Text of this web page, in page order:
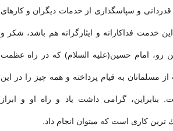
قدردانی و سپاسگذاری از خدمات دیگران و كارهای
خدمت فداكارانه و ایثارگرانه هم باشد، شكر و
رو، امام حسین(علیه السلام) كه در راه عظمت
مسلمانان به قیام پرداخته و همه چیز را در این
گرامی داشت یاد و راه او و ابراز
كاری است كه میتوان انجام داد.